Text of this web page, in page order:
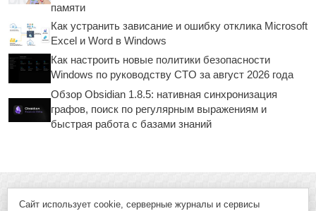
памяти
Как устранить зависание и ошибку отклика Microsoft
Excel и Word в Windows
Как настроить новые политики безопасности
Windows по руководству CTO за август 2026 года
Обзор Obsidian 1.8.5: нативная синхронизация
графов, поиск по регулярным выражениям и
быстрая работа с базами знаний
Сайт использует cookie, серверные журналы и сервисы